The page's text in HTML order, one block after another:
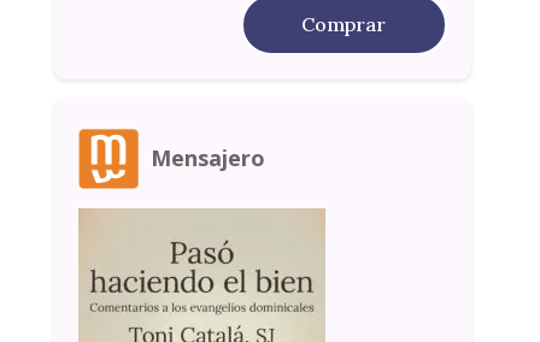
Comprar
Mensajero